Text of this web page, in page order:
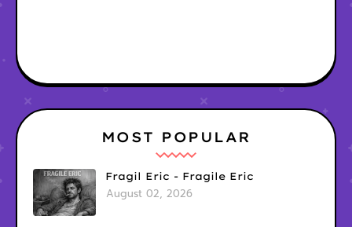
MOST POPULAR
Fragil Eric - Fragile Eric
August 02, 2026